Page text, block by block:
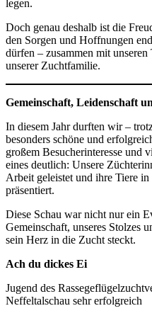
legen.
Doch genau deshalb ist die
den Sorgen und Hoffnungen
dürfen – zusammen mit
unserer Zuchtfamilie.
Gemeinschaft, Leidenschaft
In diesem Jahr durften wir –
besonders schöne und
großem Besucherinteresse und
eines deutlich: Unsere
Arbeit geleistet und ihre Tiere
präsentiert.
Diese Schau war nicht nur ein
Gemeinschaft, unseres Stolzes
sein Herz in die Zucht steckt.
Ach du dickes Ei
Jugend des
Neffeltalschau sehr erfolgreich